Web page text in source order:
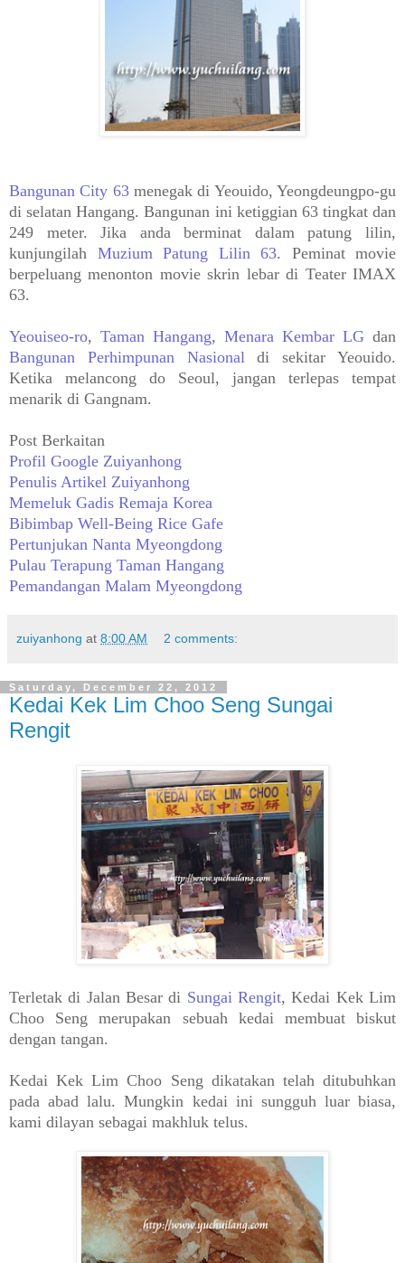
Bangunan City 63menegak di Yeouido, Yeongdeungpo-gu
di selatan Hangang. Bangunan ini ketiggian 63 tingkat dan
249 meter. Jika anda berminat dalam patung lilin,
kunjungilah Muzium Patung Lilin 63. Peminat movie
berpeluang menonton movie skrin lebar di Teater IMAX
63.
Yeouiseo-ro, Taman Hangang, Menara Kembar LG dan
Bangunan Perhimpunan Nasionaldi sekitar Yeouido.
Ketika melancong do Seoul, jangan terlepas tempat
menarik di Gangnam.
Post Berkaitan
Profil Google Zuiyanhong
Penulis Artikel Zuiyanhong
Memeluk Gadis Remaja Korea
Bibimbap Well-Being Rice Gafe
Pertunjukan Nanta Myeongdong
Pulau Terapung Taman Hangang
Pemandangan Malam Myeongdong
zuiyanhong at 8:00 AM 2 comments:
Saturday, December 22, 2012
Kedai Kek Lim Choo Seng Sungai
Rengit
Terletak di Jalan Besar di Sungai Rengit, Kedai Kek Lim
Choo Seng merupakan sebuah kedai membuat biskut
dengan tangan.
Kedai Kek Lim Choo Seng dikatakan telah ditubuhkan
pada abad lalu. Mungkin kedai ini sungguh luar biasa,
kami dilayan sebagai makhluk telus.